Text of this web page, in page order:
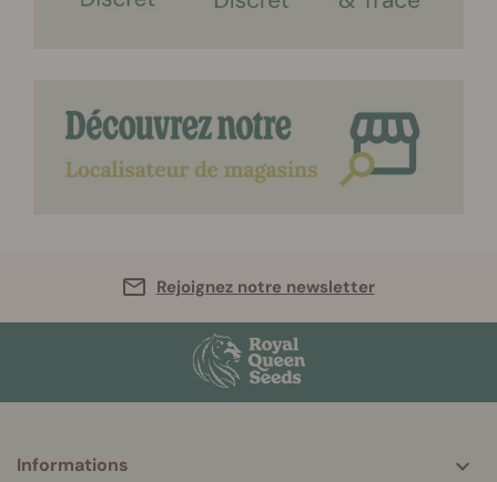
Rejoignez notre newsletter
helpful
Informations